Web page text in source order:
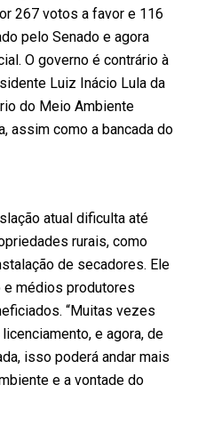
267 votos a favor e 116
pelo Senado e agora
O governo é contrário à
Luiz Inácio Lula da
do Meio Ambiente
assim como a bancada do
atual dificulta até
rurais, como
de secadores. Ele
e médios produtores
“Muitas vezes
e agora, de
isso poderá andar mais
e a vontade do